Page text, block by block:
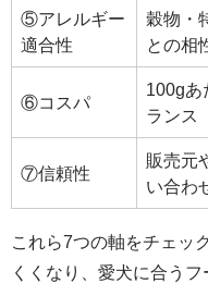
⑤アレルギー
適合性
穀物・
との相
⑥コスパ
100gあ
ランス
⑦信頼性
販売元
い合わ
これら7つの軸をチェッ
くくなり、愛犬に合う